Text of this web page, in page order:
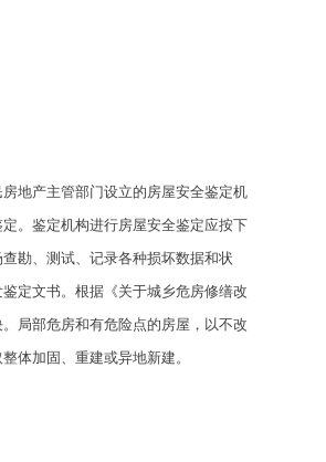
地产主管部门设立的房屋安全鉴定机
。鉴定机构进行房屋安全鉴定应按下
勘、测试、记录各种损坏数据和状
定文书。根据《关于城乡危房修缮改
局部危房和有危险点的房屋，以不改
体加固、重建或异地新建。